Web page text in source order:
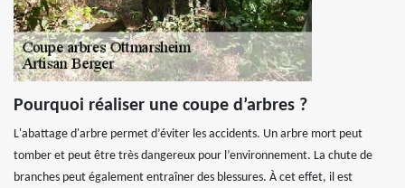
Pourquoi réaliser une coupe d’arbres ?
L'abattage d'arbre permet d’éviter les accidents. Un arbre mort peut
tomber et peut être très dangereux pour l’environnement. La chute de
branches peut également entraîner des blessures. À cet effet, il est